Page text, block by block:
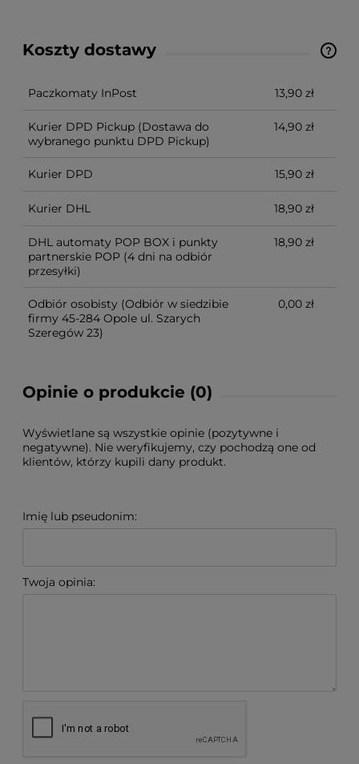
Koszty dostawy
Cena nie zawiera ewentualnych kosztów płatności
Paczkomaty InPost 13,90 zł
Kurier DPD Pickup (Dostawa do
wybranego punktu DPD Pickup)
14,90 zł
Kurier DPD 15,90 zł
Kurier DHL 18,90 zł
DHL automaty POP BOX i punkty
partnerskie POP (4 dni na odbiór
przesyłki)
18,90 zł
Odbiór osobisty (Odbiór w siedzibie
firmy 45-284 Opole ul. Szarych
Szeregów 23)
0,00 zł
Opinie o produkcie (0)
Wyświetlane są wszystkie opinie (pozytywne i
negatywne). Nie weryfikujemy, czy pochodzą one od
klientów, którzy kupili dany produkt.
Imię lub pseudonim:
Twoja opinia: